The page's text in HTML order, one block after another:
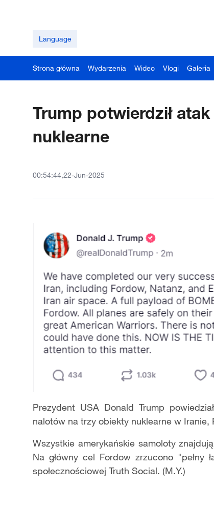
Language
Strona główna Wydarzenia Wideo Vlogi Galeria
Trump potwierdził
nuklearne
00:54:44,22-Jun-2025
Prezydent USA Donald Trump
nalotów na trzy obiekty nuklearne w Iranie,
Wszystkie amerykańskie samoloty
Na główny cel Fordow zrzucono "pełny
społecznościowej Truth Social. (M.Y.)